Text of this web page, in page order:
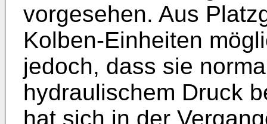
vorgesehen. Aus
Kolben-Einheiten
jedoch, dass sie
hydraulischem Druck
hat sich in der